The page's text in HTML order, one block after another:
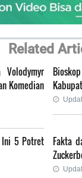
Related
Komedian
Ini 5 Potret
Fakta